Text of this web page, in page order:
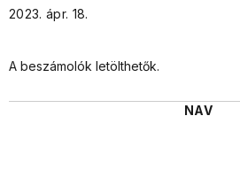
2023. ápr. 18.
A beszámolók letölthetők.
NAV